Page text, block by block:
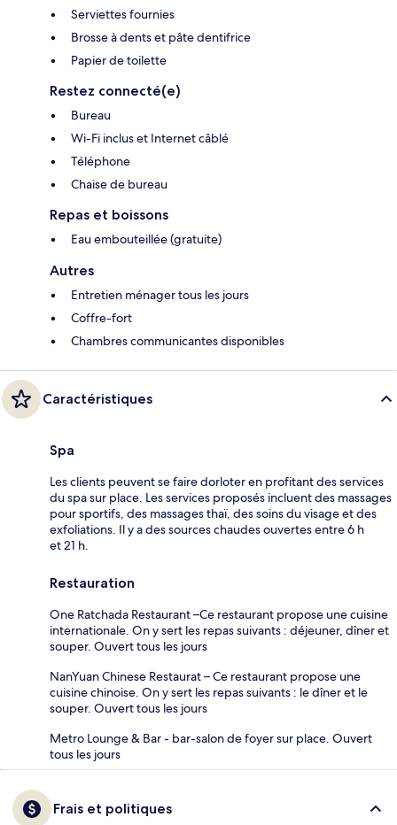
Serviettes fournies
Brosse à dents et pâte dentifrice
Papier de toilette
Restez connecté(e)
Bureau
Wi-Fi inclus et Internet câblé
Téléphone
Chaise de bureau
Repas et boissons
Eau embouteillée (gratuite)
Autres
Entretien ménager tous les jours
Coffre-fort
Chambres communicantes disponibles
Caractéristiques
Spa
Les clients peuvent se faire dorloter en profitant des services
du spa sur place. Les services proposés incluent des massages
pour sportifs, des massages thaï, des soins du visage et des
exfoliations. Il y a des sources chaudes ouvertes entre 6 h
et 21 h.
Restauration
One Ratchada Restaurant –Ce restaurant propose une cuisine
internationale. On y sert les repas suivants : déjeuner, dîner et
souper. Ouvert tous les jours
NanYuan Chinese Restaurat – Ce restaurant propose une
cuisine chinoise. On y sert les repas suivants : le dîner et le
souper. Ouvert tous les jours
Metro Lounge & Bar - bar-salon de foyer sur place. Ouvert
tous les jours
Frais et politiques